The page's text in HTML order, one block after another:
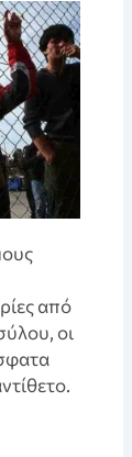
από
οι